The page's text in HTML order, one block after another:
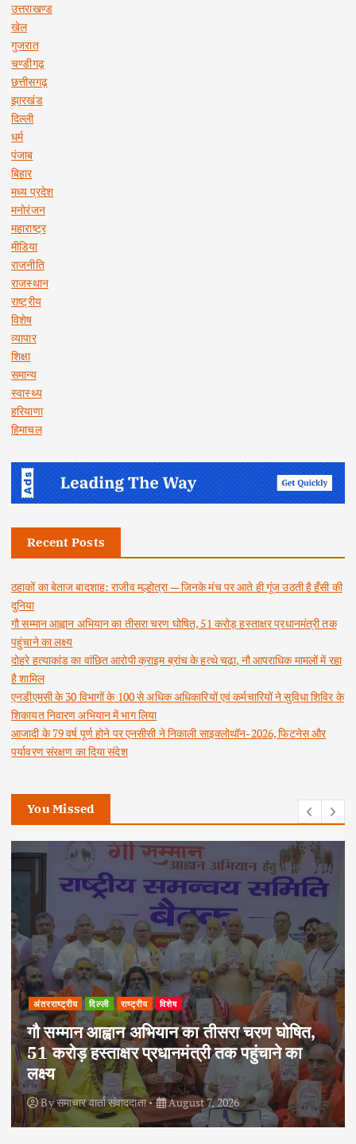
उत्तराखण्ड
खेल
गुजरात
चण्डीगढ़
छत्तीसगढ़
झारखंड
दिल्ली
धर्म
पंजाब
बिहार
मध्य प्रदेश
मनोरंजन
महाराष्ट्र
मीडिया
राजनीति
राजस्थान
राष्ट्रीय
विशेष
व्यापार
शिक्षा
समान्य
स्वास्थ्य
हरियाणा
हिमाचल
Recent Posts
ठहाकों का बेताज बादशाह: राजीव मल्होत्रा — जिनके मंच पर आते ही गूंज उठती है हँसी की
दुनिया
गौ सम्मान आह्वान अभियान का तीसरा चरण घोषित, 51 करोड़ हस्ताक्षर प्रधानमंत्री तक
पहुंचाने का लक्ष्य
दोहरे हत्याकांड का वांछित आरोपी क्राइम ब्रांच के हत्थे चढ़ा, नौ आपराधिक मामलों में रहा
है शामिल
एनडीएमसी के 30 विभागों के 100 से अधिक अधिकारियों एवं कर्मचारियों ने सुविधा शिविर के
शिकायत निवारण अभियान में भाग लिया
आजादी के 79 वर्ष पूर्ण होने पर एनसीसी ने निकाली साइक्लोथॉन-2026, फिटनेस और
पर्यावरण संरक्षण का दिया संदेश
You Missed
अपराध दिल्ली राष्ट्रीय
दोहरे हत्याकांड का वांछित आरोपी क्राइम ब्रांच के
हत्थे चढ़ा, नौ आपराधिक मामलों में रहा है शामिल
Byसमाचार वार्ता संवाददाता August 6, 2026